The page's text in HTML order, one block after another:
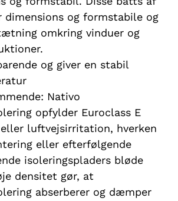
og formstabile og
omkring vinduer og
og giver en stabil
Nativo
opfylder Euroclass E
eller luftvejsirritation, hverken
eller efterfølgende
isoleringspladers bløde
densitet gør, at
abserberer og dæmper